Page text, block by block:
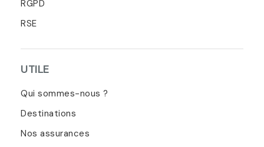
RGPD
RSE
UTILE
Qui sommes-nous ?
Destinations
Nos assurances